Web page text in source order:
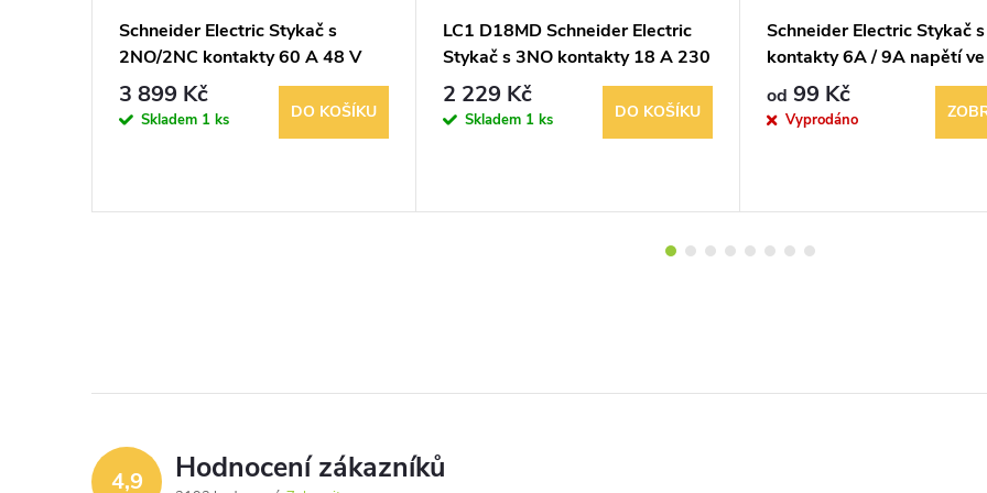
Schneider Electric Stykač s
2NO/2NC kontakty 60 A 48 V
AC TeSys 007026
3 899 Kč
Skladem 1 ks DO KOŠÍKU
LC1 D18MD Schneider Electric
Stykač s 3NO kontakty 18 A 230
V DC TeSys 035508
2 229 Kč
Skladem 1 ks DO KOŠÍKU
Schneider Electric Stykač
kontakty 6A / 9A napětí
230 V AC
od 99 Kč
Vyprodáno
4,9 Hodnocení zákazníků